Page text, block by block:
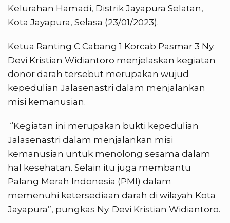
Kelurahan Hamadi, Distrik Jayapura Selatan,
Kota Jayapura, Selasa (23/01/2023).
Ketua Ranting C Cabang 1 Korcab Pasmar 3 Ny.
Devi Kristian Widiantoro menjelaskan kegiatan
donor darah tersebut merupakan wujud
kepedulian Jalasenastri dalam menjalankan
misi kemanusian.
“Kegiatan ini merupakan bukti kepedulian
Jalasenastri dalam menjalankan misi
kemanusian untuk menolong sesama dalam
hal kesehatan. Selain itu juga membantu
Palang Merah Indonesia (PMI) dalam
memenuhi ketersediaan darah di wilayah Kota
Jayapura”, pungkas Ny. Devi Kristian Widiantoro.